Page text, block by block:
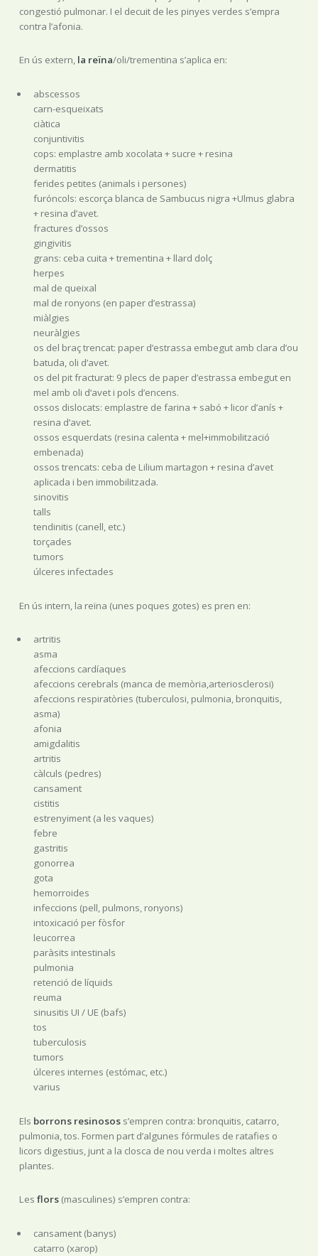
congestió pulmonar. I el decuit de les pinyes verdes s’empra
contra l’afonia.
En ús extern, la reïna/oli/trementina s’aplica en:
abscessos
carn-esqueixats
ciàtica
conjuntivitis
cops: emplastre amb xocolata + sucre + resina
dermatitis
ferides petites (animals i persones)
furóncols: escorça blanca de Sambucus nigra +Ulmus glabra
+ resina d’avet.
fractures d’ossos
gingivitis
grans: ceba cuita + trementina + llard dolç
herpes
mal de queixal
mal de ronyons (en paper d’estrassa)
miàlgies
neuràlgies
os del braç trencat: paper d’estrassa embegut amb clara d’ou
batuda, oli d’avet.
os del pit fracturat: 9 plecs de paper d’estrassa embegut en
mel amb oli d‘avet i pols d’encens.
ossos dislocats: emplastre de farina + sabó + licor d’anís +
resina d’avet.
ossos esquerdats (resina calenta + mel+immobilització
embenada)
ossos trencats: ceba de Lilium martagon + resina d’avet
aplicada i ben immobilitzada.
sinovitis
talls
tendinitis (canell, etc.)
torçades
tumors
úlceres infectades
En ús intern, la reïna (unes poques gotes) es pren en:
artritis
asma
afeccions cardíaques
afeccions cerebrals (manca de memòria,arteriosclerosi)
afeccions respiratòries (tuberculosi, pulmonia, bronquitis,
asma)
afonia
amigdalitis
artritis
càlculs (pedres)
cansament
cistitis
estrenyiment (a les vaques)
febre
gastritis
gonorrea
gota
hemorroides
infeccions (pell, pulmons, ronyons)
intoxicació per fòsfor
leucorrea
paràsits intestinals
pulmonia
retenció de líquids
reuma
sinusitis UI / UE (bafs)
tos
tuberculosis
tumors
úlceres internes (estómac, etc.)
varius
Els borrons resinososs’empren contra: bronquitis, catarro,
pulmonia, tos. Formen part d’algunes fórmules de ratafies o
licors digestius, junt a la closca de nou verda i moltes altres
plantes.
Les flors(masculines) s’empren contra:
cansament (banys)
catarro (xarop)